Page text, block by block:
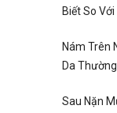
Biết So
Nám Trên
Da
Sau Nặn